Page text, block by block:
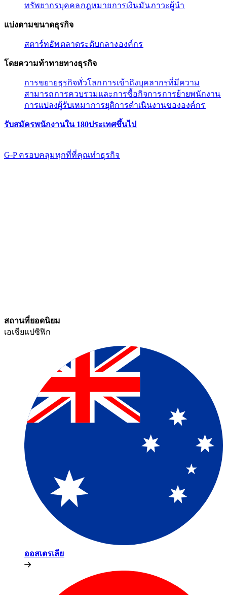
ทรัพยากรบุคคล​​กฎหมาย​​การเงิน​​มัน​​ภาวะผู้นํา​​
แบ่งตามขนาดธุรกิจ​​
สตาร์ทอัพ​​ตลาดระดับกลาง​​องค์กร​​
โดยความท้าทายทางธุรกิจ​​
การขยายธุรกิจทั่วโลก​​การเข้าถึงบุคลากรที่มีความ
สามารถ​​การควบรวมและการซื้อกิจการ​​การย้ายพนักงาน​​
การแปลงผู้รับเหมา​​การยุติการดำเนินงานขององค์กร​​
รับสมัครพนักงานใน 180ประเทศขึ้นไป​​
G-P ครอบคลุมทุกที่ที่คุณทําธุรกิจ​​
สถานที่ยอดนิยม​​
เอเชียแปซิฟิก​​
ออสเตรเลีย​​